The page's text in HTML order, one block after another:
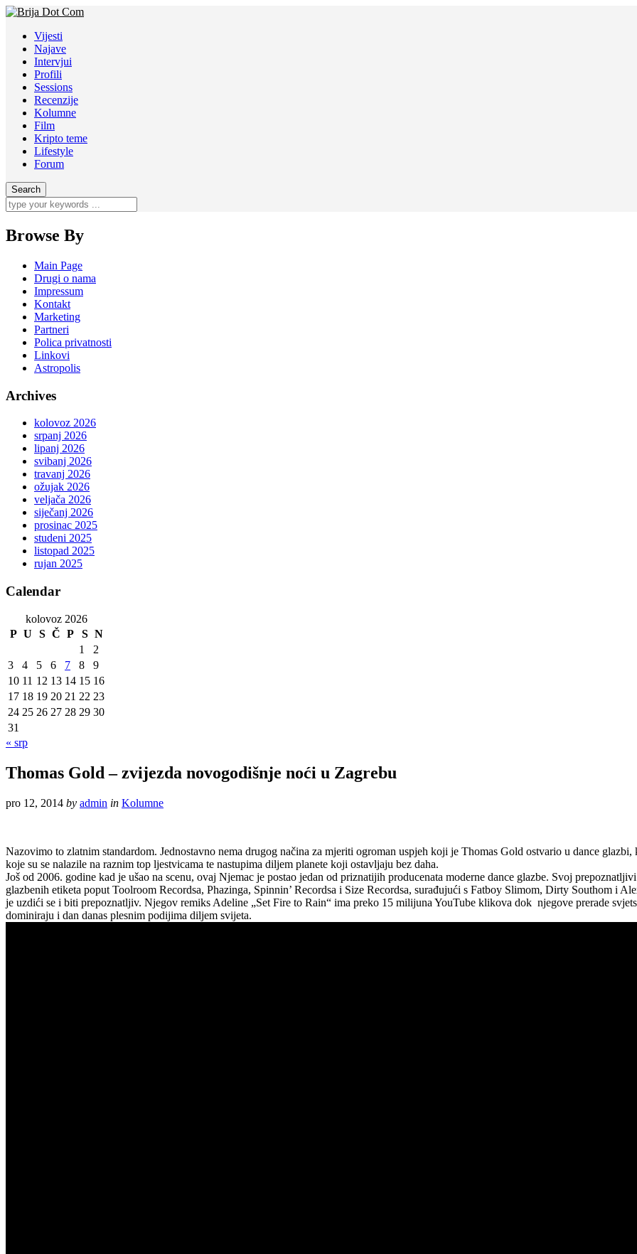
Vijesti
Najave
Intervjui
Profili
Sessions
Recenzije
Kolumne
Film
Kripto teme
Lifestyle
Forum
Browse By
Main Page
Drugi o nama
Impressum
Kontakt
Marketing
Partneri
Polica privatnosti
Linkovi
Astropolis
Archives
kolovoz 2026
srpanj 2026
lipanj 2026
svibanj 2026
travanj 2026
ožujak 2026
veljača 2026
siječanj 2026
prosinac 2025
studeni 2025
listopad 2025
rujan 2025
Calendar
kolovoz 2026
P U S Č P S N
1
2
3
4 5 6 7 8
9
10 11 12 13 14 15 16
17 18 19 20 21 22 23
24 25 26 27 28 29 30
31
« srp
Thomas Gold – zvijezda novogodišnje noći u Zagrebu
pro 12, 2014 by admin in Kolumne
Nazovimo to zlatnim standardom. Jednostavno nema drugog načina za mjeriti ogroman uspjeh koji je Thomas Gold ostvario u dance
koje su se nalazile na raznim top ljestvicama te nastupima diljem planete koji ostavljaju bez daha.
Još od 2006. godine kad je ušao na scenu, ovaj Njemac je postao jedan od priznatijih producenata moderne dance glazbe. Svoj
glazbenih etiketa poput Toolroom Recordsa, Phazinga, Spinnin’ Recordsa i Size Recordsa, surađujući s Fatboy Slimom, Dirty Southom i
je uzdići se i biti prepoznatljiv. Njegov remiks Adeline „Set Fire to Rain“ ima preko 15 milijuna YouTube klikova dok njegove prerade
dominiraju i dan danas plesnim podijima diljem svijeta.